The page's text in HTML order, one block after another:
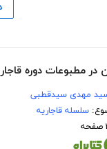
در مطبوعات دوره
مهدی سیدقطبی
سلسله قاجاریه